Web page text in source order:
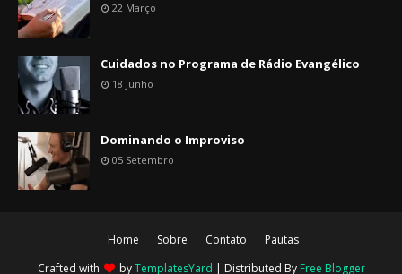
22 Março
Cuidados no Programa de Rádio Evangélico
18 Junho
Dominando o Improviso
05 Setembro
Home Sobre Contato
Pautas
Crafted with
byTemplatesYard | Distributed By Free Blogger